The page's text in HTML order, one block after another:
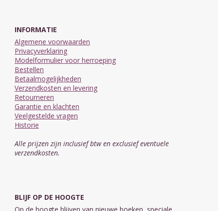
INFORMATIE
Algemene voorwaarden
Privacyverklaring
Modelformulier voor herroeping
Bestellen
Betaalmogelijkheden
Verzendkosten en levering
Retourneren
Garantie en klachten
Veelgestelde vragen
Historie
Alle prijzen zijn inclusief btw en exclusief eventuele
verzendkosten.
BLIJF OP DE HOOGTE
Op de hoogte blijven van nieuwe boeken, speciale